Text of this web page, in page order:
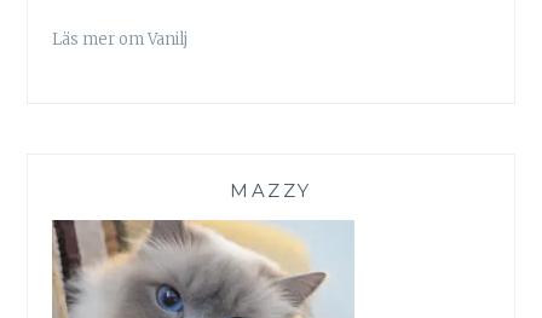
Läs mer om Vanilj
MAZZY